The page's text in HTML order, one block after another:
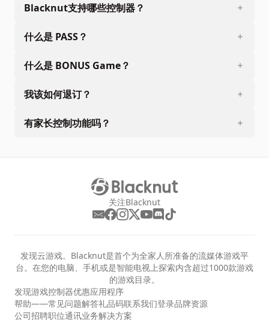
Blacknut支持哪些控制器？
什么是 PASS？
什么是 BONUS Game？
我该如何退订？
有家长控制功能吗？
关注Blacknut
发现云游戏。Blacknut是首个为全家人所准备的流媒体游戏平
台。在您的电脑、手机或是智能电视上探索内含超过1000款游戏
的游戏目录。
发现游戏控制器优惠应用程序
帮助——常见问题解答礼品码联系我们登录品牌资源
公司招聘职位通讯业务解决方案